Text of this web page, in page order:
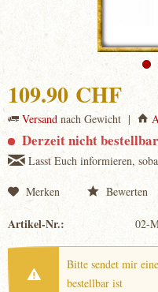
109.90 CHF
Versand nach Gewicht |
Derzeit nicht bestellbar
Lasst Euch informieren,
Merken Bewerten
Artikel-Nr.: 02-
Bitte sendet mir
bestellbar ist